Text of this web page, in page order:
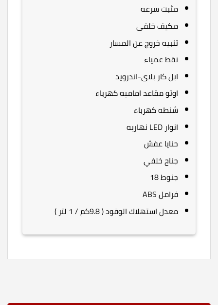
مثبت سرعه
مكيف خلفى
تنبيه خروج عن المسار
نقط عمياء
ابل كار بلاى-اندرويد
اوتو مقاعد اماميه كهرباء
شنطه كهرباء
انوار LED نهاريه
حنايا عفش
جناح خلفي
جنوط 18
فرامل ABS
معدل استهلاك الوقود ( 9.8كم / 1 لتر )